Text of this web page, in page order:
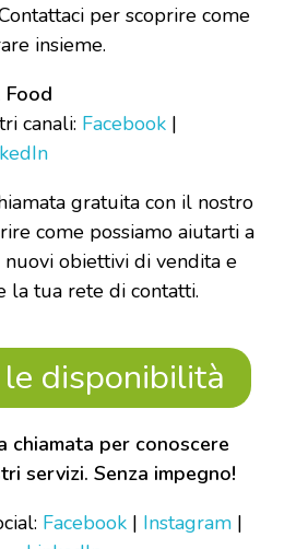
per scoprire come
insieme.
Food
canali: Facebook |
gratuita con il nostro
come possiamo aiutarti a
obiettivi di vendita e
la tua rete di contatti.
disponibilità
chiamata per conoscere
servizi. Senza impegno!
Facebook | Instagram |